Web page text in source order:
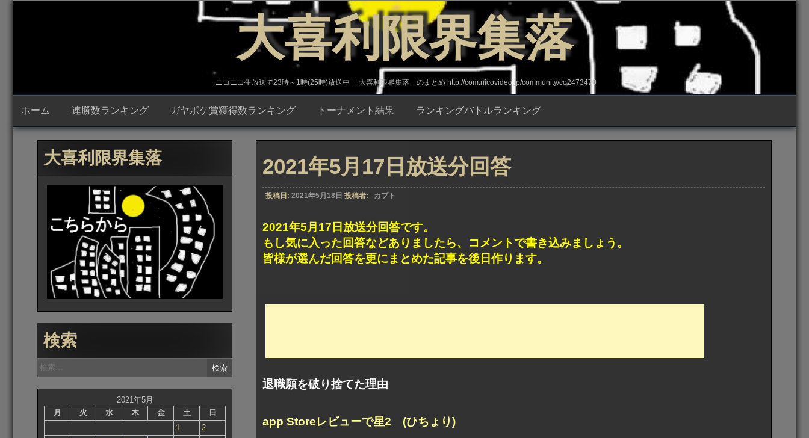
プ
大喜利限界集落
ニコニコ生放送で23時～1時(25時)放送中 「大喜利限界集落」のまとめ http://com.nicovideo.jp/community/co2473470
ホーム 連勝数ランキング ガヤボケ賞獲得数ランキング トーナメント結果 ランキングバトルランキング
2021年5月17日放送分回答
投稿日: 2021年5月18日 投稿者: カブト
2021年5月17日放送分回答です。
もし気に入った回答などありましたら、コメントで書き込みましょう。
皆様が選んだ回答を更にまとめた記事を後日作ります。
退職願を破り捨てた理由
app Storeレビューで星2 (ひちょり)
大喜利限界集落
検索
検
索:
2021年5月
月
火 水 木 金 土 日
1
2